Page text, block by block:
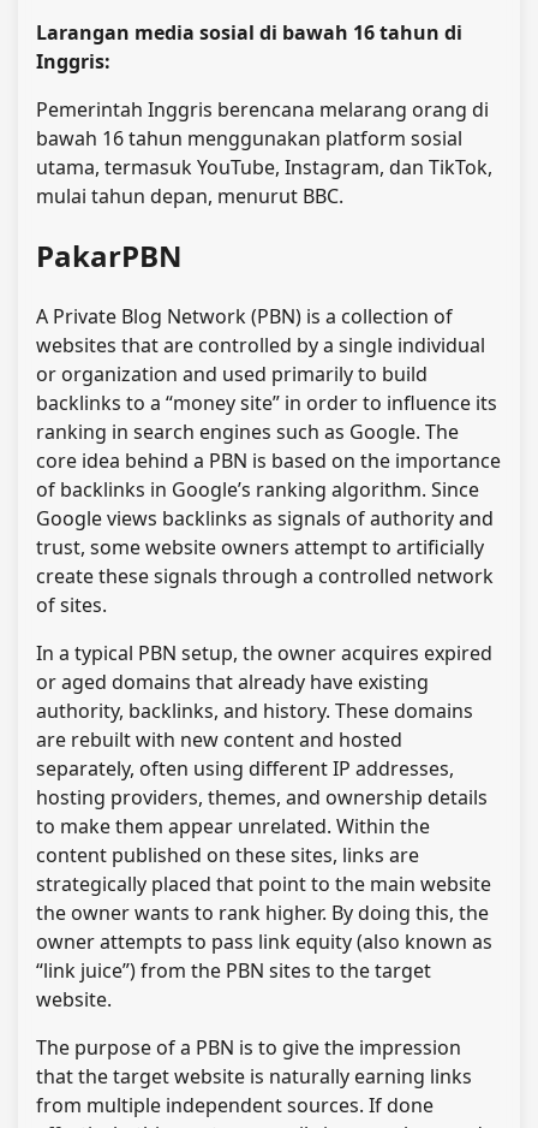
Larangan media sosial di bawah 16 tahun di
Inggris:
Pemerintah Inggris berencana melarang orang di
bawah 16 tahun menggunakan platform sosial
utama, termasuk YouTube, Instagram, dan TikTok,
mulai tahun depan, menurut BBC.
PakarPBN
A Private Blog Network (PBN) is a collection of
websites that are controlled by a single individual
or organization and used primarily to build
backlinks to a “money site” in order to influence its
ranking in search engines such as Google. The
core idea behind a PBN is based on the importance
of backlinks in Google’s ranking algorithm. Since
Google views backlinks as signals of authority and
trust, some website owners attempt to artificially
create these signals through a controlled network
of sites.
In a typical PBN setup, the owner acquires expired
or aged domains that already have existing
authority, backlinks, and history. These domains
are rebuilt with new content and hosted
separately, often using different IP addresses,
hosting providers, themes, and ownership details
to make them appear unrelated. Within the
content published on these sites, links are
strategically placed that point to the main website
the owner wants to rank higher. By doing this, the
owner attempts to pass link equity (also known as
“link juice”) from the PBN sites to the target
website.
The purpose of a PBN is to give the impression
that the target website is naturally earning links
from multiple independent sources. If done